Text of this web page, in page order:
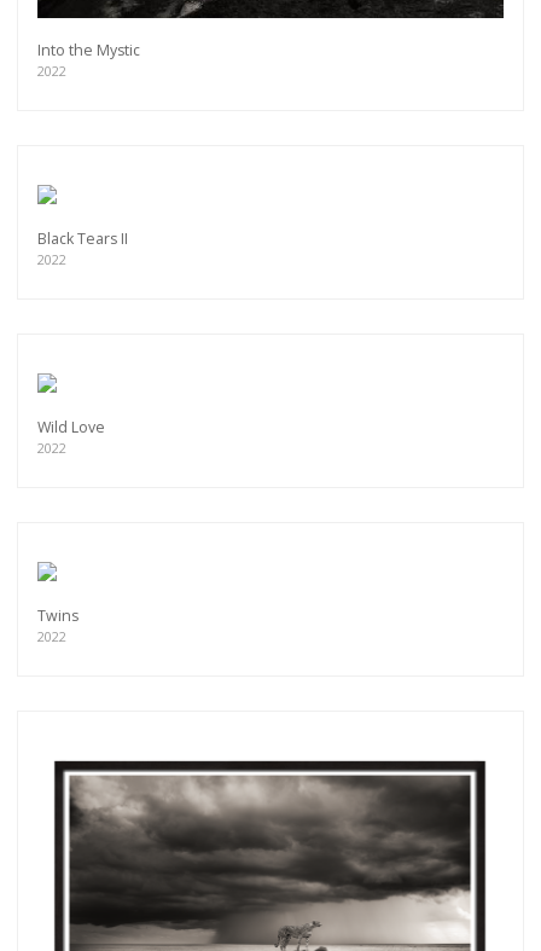
Into the Mystic
2022
Black Tears II
2022
Wild Love
2022
Twins
2022